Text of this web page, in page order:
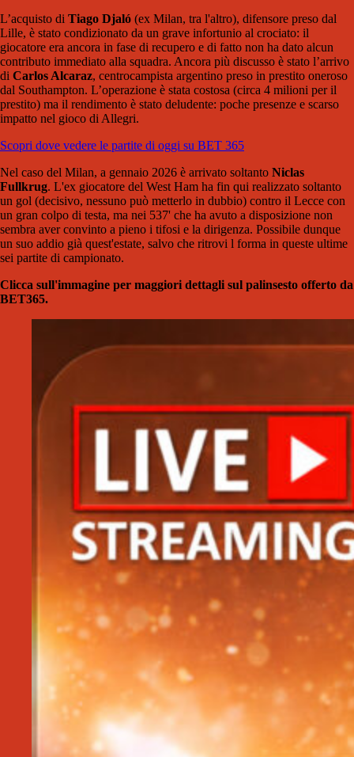
L’acquisto di Tiago Djaló (ex Milan, tra l'altro), difensore preso dal
Lille, è stato condizionato da un grave infortunio al crociato: il
giocatore era ancora in fase di recupero e di fatto non ha dato alcun
contributo immediato alla squadra. Ancora più discusso è stato l’arrivo
di Carlos Alcaraz, centrocampista argentino preso in prestito oneroso
dal Southampton. L’operazione è stata costosa (circa 4 milioni per il
prestito) ma il rendimento è stato deludente: poche presenze e scarso
impatto nel gioco di Allegri.
Scopri dove vedere le partite di oggi su BET 365
Nel caso del Milan, a gennaio 2026 è arrivato soltanto Niclas
Fullkrug. L'ex giocatore del West Ham ha fin qui realizzato soltanto
un gol (decisivo, nessuno può metterlo in dubbio) contro il Lecce con
un gran colpo di testa, ma nei 537' che ha avuto a disposizione non
sembra aver convinto a pieno i tifosi e la dirigenza. Possibile dunque
un suo addio già quest'estate, salvo che ritrovi l forma in queste ultime
sei partite di campionato.
Clicca sull'immagine per maggiori dettagli sul palinsesto offerto da
BET365.